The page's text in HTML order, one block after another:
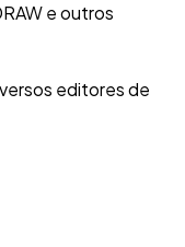
e outros
editores de